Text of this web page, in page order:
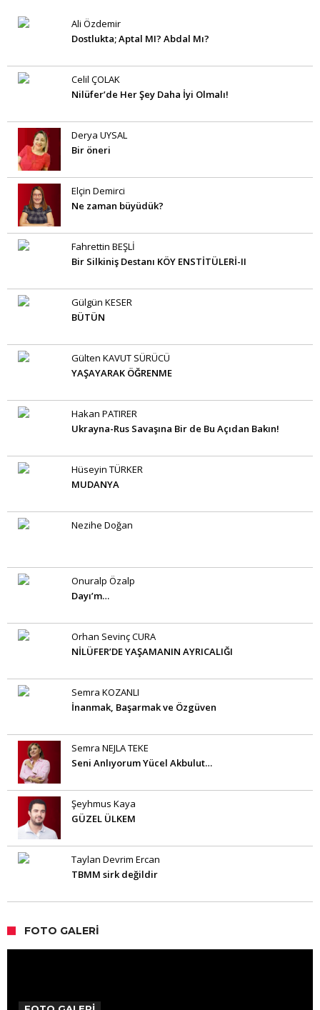
Ali Özdemir
Dostlukta; Aptal MI? Abdal Mı?
Celil ÇOLAK
Nilüfer’de Her Şey Daha İyi Olmalı!
Derya UYSAL
Bir öneri
Elçin Demirci
Ne zaman büyüdük?
Fahrettin BEŞLİ
Bir Silkiniş Destanı KÖY ENSTİTÜLERİ-II
Gülgün KESER
BÜTÜN
Gülten KAVUT SÜRÜCÜ
YAŞAYARAK ÖĞRENME
Hakan PATIRER
Ukrayna-Rus Savaşına Bir de Bu Açıdan Bakın!
Hüseyin TÜRKER
MUDANYA
Nezihe Doğan
Onuralp Özalp
Dayı’m…
Orhan Sevinç CURA
NİLÜFER’DE YAŞAMANIN AYRICALIĞI
Semra KOZANLI
İnanmak, Başarmak ve Özgüven
Semra NEJLA TEKE
Seni Anlıyorum Yücel Akbulut…
Şeyhmus Kaya
GÜZEL ÜLKEM
Taylan Devrim Ercan
TBMM sirk değildir
FOTO GALERI